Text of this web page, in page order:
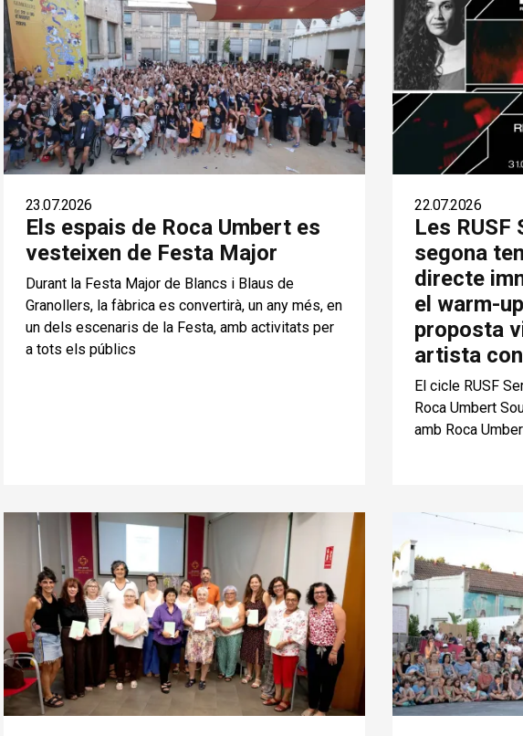
23.07.2026
Els espais de Roca Umbert es
vesteixen de Festa Major
Durant la Festa Major de Blancs i Blaus de
Granollers, la fàbrica es convertirà, un any més, en
un dels escenaris de la Festa, amb activitats per
a tots els públics
22.07.2026
Les RUSF
segona
directe
el warm-
proposta
artista
El cicle RUSF
Roca Umbert
amb Roca